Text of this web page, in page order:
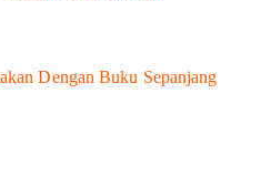
Dengan Buku Sepanjang